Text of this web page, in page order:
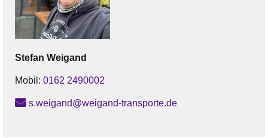
Stefan Weigand
Mobil: 0162 2490002
s.weigand@weigand-transporte.de